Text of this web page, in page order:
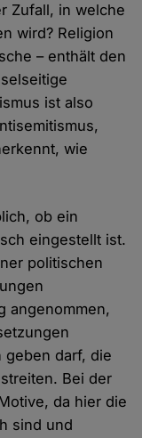
Zufall, in welche
wird? Religion
– enthält den
ist also
wie
ob ein
eingestellt ist.
politischen
angenommen,
geben darf, die
Bei der
da hier die
sind und